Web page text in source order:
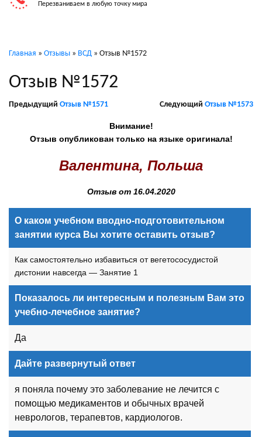
Перезваниваем в любую точку мира
Главная » Отзывы » ВСД » Отзыв №1572
Отзыв №1572
Предыдущий Отзыв №1571 Следующий Отзыв №1573
Внимание!
Отзыв опубликован только на языке оригинала!
Валентина, Польша
Отзыв от 16.04.2020
О каком учебном вводно-подготовительном
занятии курса Вы хотите оставить отзыв?
Как самостоятельно избавиться от вегетососудистой
дистонии навсегда — Занятие 1
Показалось ли интересным и полезным Вам это
учебно-лечебное занятие?
Да
Дайте развернутый ответ
я поняла почему это заболевание не лечится с
помощью медикаментов и обычных врачей
неврологов, терапевтов, кардиологов.